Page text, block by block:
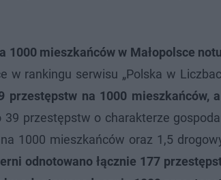
mieszkańców w Małopolsce
w rankingu serwisu „Polska w
przestępstw na 1000 mieszkańców,
przestępstw o charakterze
1000 mieszkańców oraz 1,5
odnotowano łącznie 177